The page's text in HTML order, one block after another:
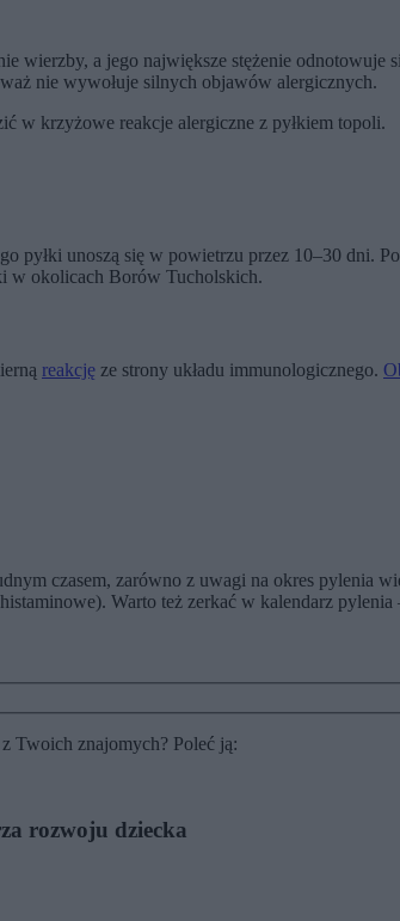
wierzby, a jego największe stężenie
nie wywołuje silnych objawów alergicznych.
w krzyżowe reakcje alergiczne z pyłkiem topoli.
pyłki unoszą się w powietrzu przez 10–30 dni.
w okolicach Borów Tucholskich.
reakcję ze strony układu immunologicznego.
czasem, zarówno z uwagi na okres pylenia
Warto też zerkać w kalendarz
Twoich znajomych? Poleć ją:
rozwoju dziecka